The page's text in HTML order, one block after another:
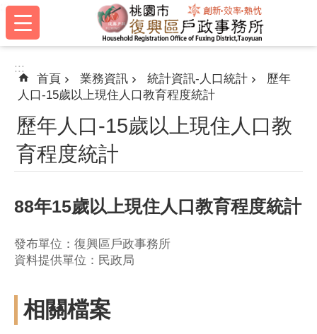
跳到主要內容區塊
:::
:::
首頁 業務資訊 統計資訊-人口統計
歷年
人口-15歲以上現住人口教育程度統計
歷年人口-15歲以上現住人口教
育程度統計
88年15歲以上現住人口教育程度統計
發布單位：復興區戶政事務所
資料提供單位：民政局
相關檔案